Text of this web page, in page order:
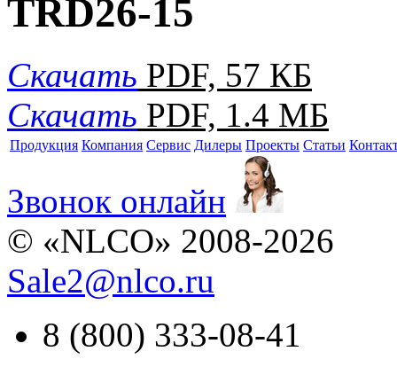
TRD26-15
Скачать PDF, 57 КБ
Скачать PDF, 1.4 МБ
Продукция Компания Сервис Дилеры Проекты Статьи
Звонок онлайн
© «NLCO» 2008-2026
Sale2@nlco.ru
8 (800) 333-08-41